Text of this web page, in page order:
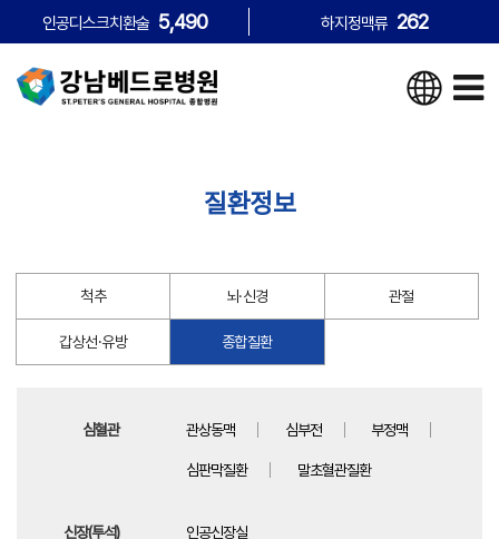
인공디스크치환술 5,490 하지정맥류 262
질환정보
척추 뇌·신경 관절
갑상선·유방 종합질환
심혈관 관상동맥 심부전 부정맥
심판막질환 말초혈관질환
신장(투석) 인공신장실